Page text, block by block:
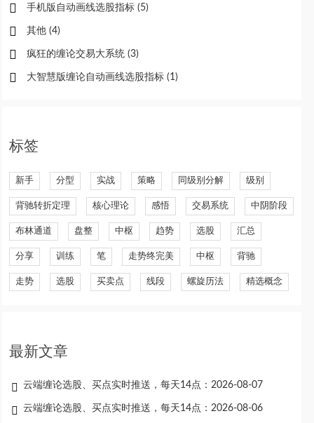
手机版自动画线选股指标 (5)
其他 (4)
疯狂的缠论交易大系统 (3)
大智慧版缠论自动画线选股指标 (1)
标签
新手 分型 实战 策略 同级别分解 级别
背驰转折定理 核心理论 感悟 交易系统 中阴阶段
布林通道 盘整 中枢 趋势 选股 汇总
分享 训练 笔 走势终完美 中枢 背驰
走势 选股 买卖点 线段 螺旋历法 精选概念
最新文章
云端缠论选股、买点实时推送，每天14点：2026-08-07
云端缠论选股、买点实时推送，每天14点：2026-08-06